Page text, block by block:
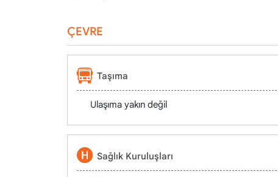
ÇEVRE
Taşıma
Ulaşıma yakın değil
Sağlık Kuruluşları